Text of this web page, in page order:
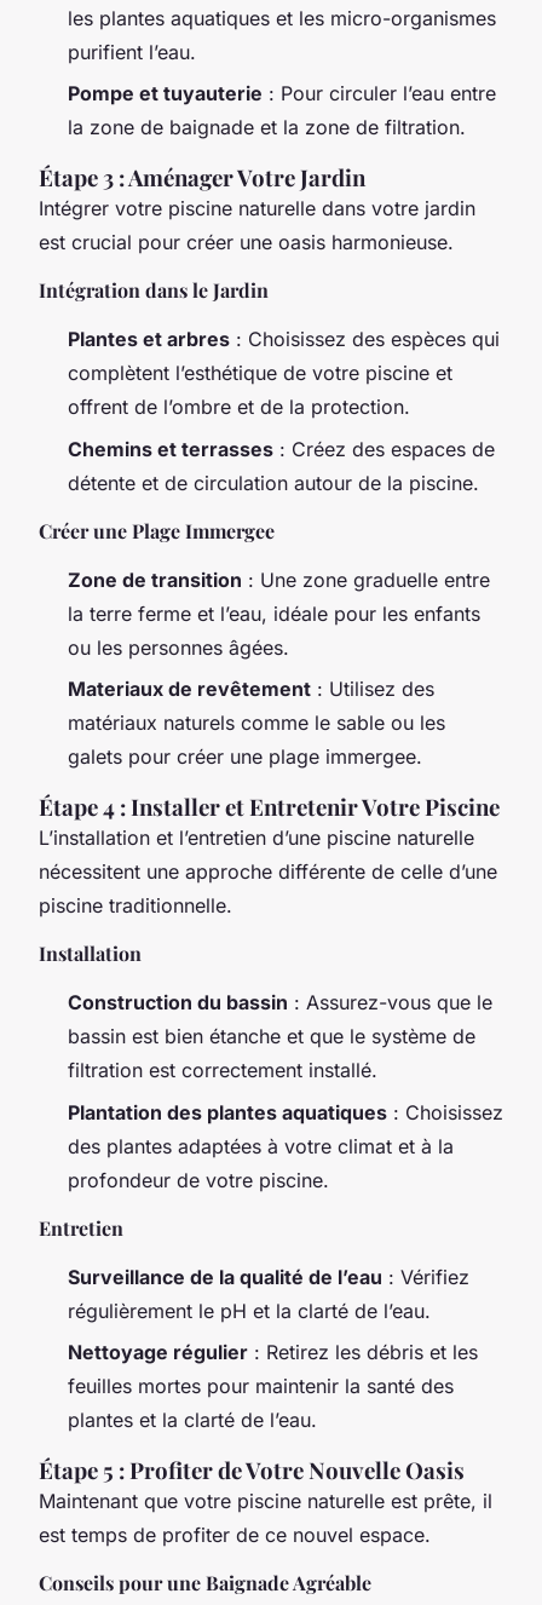
les plantes aquatiques et les micro-organismes
purifient l’eau.
Pompe et tuyauterie : Pour circuler l’eau entre
la zone de baignade et la zone de filtration.
Étape 3 : Aménager Votre Jardin
Intégrer votre piscine naturelle dans votre jardin
est crucial pour créer une oasis harmonieuse.
Intégration dans le Jardin
Plantes et arbres : Choisissez des espèces qui
complètent l’esthétique de votre piscine et
offrent de l’ombre et de la protection.
Chemins et terrasses : Créez des espaces de
détente et de circulation autour de la piscine.
Créer une Plage Immergee
Zone de transition : Une zone graduelle entre
la terre ferme et l’eau, idéale pour les enfants
ou les personnes âgées.
Materiaux de revêtement : Utilisez des
matériaux naturels comme le sable ou les
galets pour créer une plage immergee.
Étape 4 : Installer et Entretenir Votre Piscine
L’installation et l’entretien d’une piscine naturelle
nécessitent une approche différente de celle d’une
piscine traditionnelle.
Installation
Construction du bassin : Assurez-vous que le
bassin est bien étanche et que le système de
filtration est correctement installé.
Plantation des plantes aquatiques : Choisissez
des plantes adaptées à votre climat et à la
profondeur de votre piscine.
Entretien
Surveillance de la qualité de l’eau : Vérifiez
régulièrement le pH et la clarté de l’eau.
Nettoyage régulier : Retirez les débris et les
feuilles mortes pour maintenir la santé des
plantes et la clarté de l’eau.
Étape 5 : Profiter de Votre Nouvelle Oasis
Maintenant que votre piscine naturelle est prête, il
est temps de profiter de ce nouvel espace.
Conseils pour une Baignade Agréable